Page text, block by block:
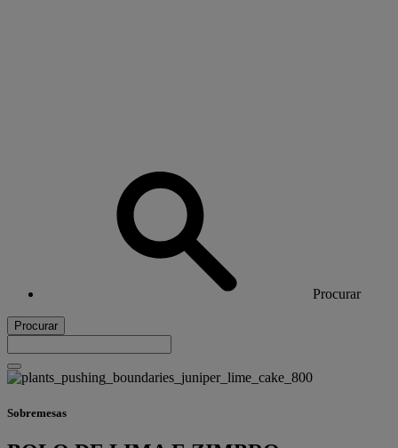
Procurar
Procurar
Sobremesas